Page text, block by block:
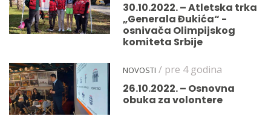
30.10.2022. – Atletska trka
„Generala Đukića“ -
osnivača Olimpijskog
komiteta Srbije
NOVOSTI / pre 4 godina
26.10.2022. – Osnovna
obuka za volontere